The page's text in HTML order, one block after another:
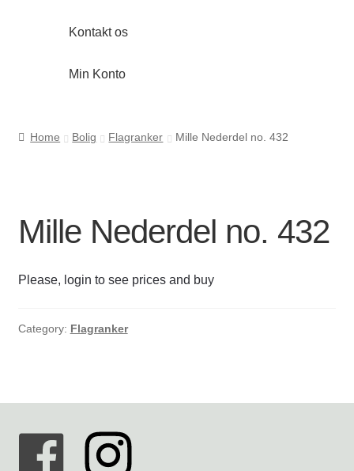
Kontakt os
Min Konto
Kontakt os
Kurv
Min Konto
Shop
Home Bolig Flagranker Mille Nederdel no. 432
Mille Nederdel no. 432
Please, login to see prices and buy
Category: Flagranker